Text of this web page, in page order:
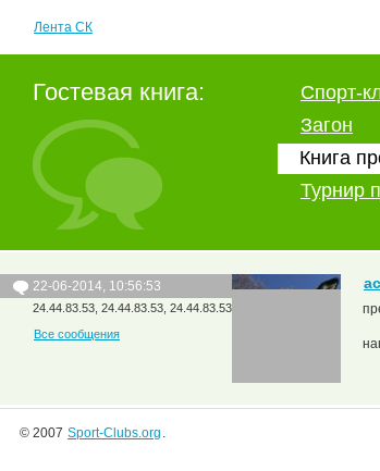
Лента СК
Гостевая книга:
Спорт-
Загон
Книга
Турнир
22-06-2014, 10:56:53
24.44.83.53, 24.44.83.53, 24.44.83.53
Все сообщения
© 2007 Sport-Clubs.org .